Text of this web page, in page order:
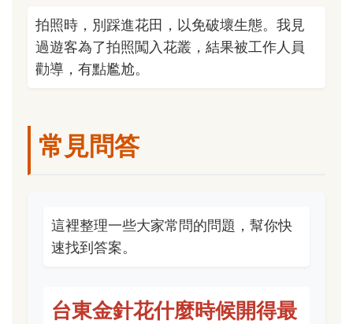
拍照時，別踩進花田，以免破壞生態。我見
過遊客為了拍照闖入花叢，結果被工作人員
勸導，有點尷尬。
常見問答
這裡整理一些大家常問的問題，幫你快
速找到答案。
台東金針花什麼時候開得最